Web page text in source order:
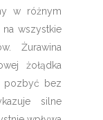
w różnym
na wszystkie
Żurawina
żołądka
pozbyć bez
silne